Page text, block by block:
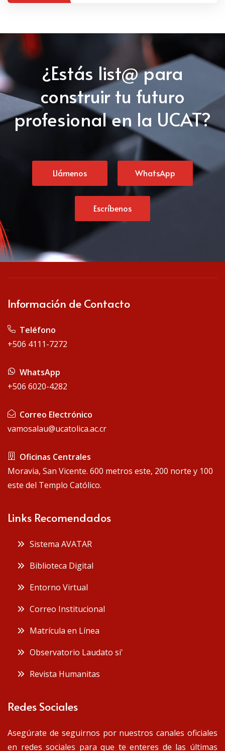
¿Estás list@ para
construir tu futuro
profesional en la UCAT?
Llámenos WhatsApp
Escríbenos
Información de Contacto
Teléfono
+506 4111-7272
WhatsApp
+506 6020-4282
Correo Electrónico
vamosalau@ucatolica.ac.cr
Oficinas Centrales
Moravia, San Vicente. 600 metros este, 200 norte y 100
este del Templo Católico.
Links Recomendados
Sistema AVATAR
Biblioteca Digital
Entorno Virtual
Correo Institucional
Matrícula en Línea
Observatorio Laudato si'
Revista Humanitas
Redes Sociales
Asegúrate de seguirnos por nuestros canales oficiales
en redes sociales para que te enteres de las últimas